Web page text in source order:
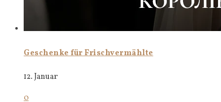
Geschenke für Frischvermählte
12. Januar
0